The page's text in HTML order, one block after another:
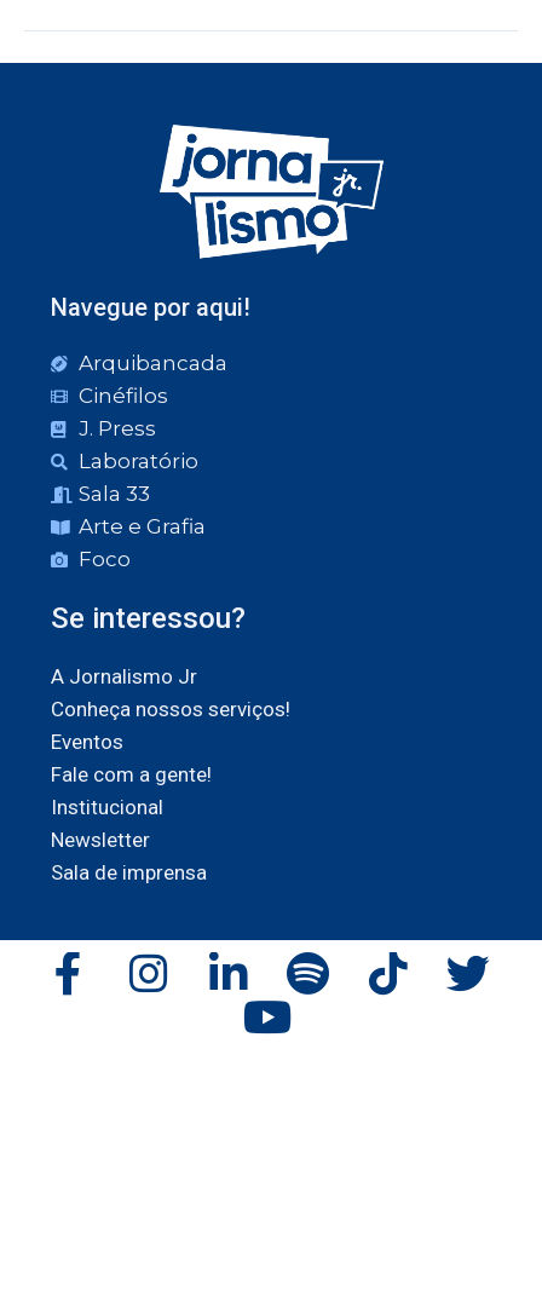
Navegue por aqui!
Arquibancada
Cinéfilos
J. Press
Laboratório
Sala 33
Arte e Grafia
Foco
Se interessou?
A Jornalismo Jr
Conheça nossos serviços!
Eventos
Fale com a gente!
Institucional
Newsletter
Sala de imprensa